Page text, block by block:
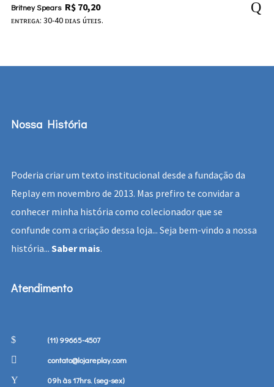
Britney Spears R$70,20
ᴇɴᴛʀᴇɢᴀ: 30-40 ᴅɪᴀs úᴛᴇɪs.
Nossa História
Poderia criar um texto institucional desde a fundação da
Replay em novembro de 2013. Mas prefiro te convidar a
conhecer minha história como colecionador que se
confunde com a criação dessa loja... Seja bem-vindo a nossa
história... Saber mais.
Atendimento
(11) 99665-4507
contato@lojareplay.com
09h às 17hrs. (seg-sex)